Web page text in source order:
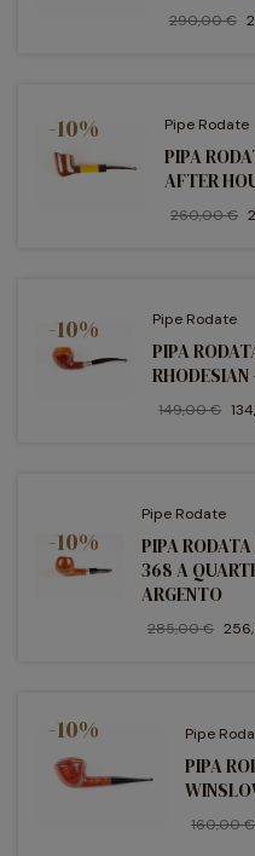
290,00 €
-10% Pipe Rodate
PIPA
AFTER
260,00 €
-10% Pipe Rodate
PIPA
RHODESIAN
149,00 €
-10%
Pipe Rodate
PIPA
368 A
ARGENTO
285,00 €
-10% Pipe
PIPA
160,00 €